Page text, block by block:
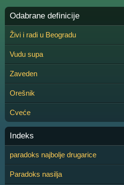
Odabrane definicije
Živi i radi u Beogradu
Vudu supa
Zaveden
Orešnik
Cveće
Indeks
paradoks najbolje drugarice
Paradoks nasilja